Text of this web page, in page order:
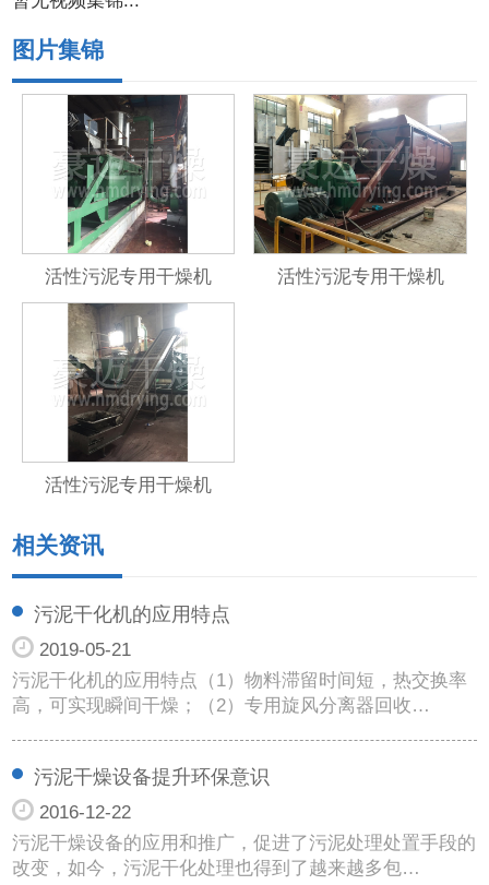
图片集锦
活性污泥专用干燥机 活性污泥专用干燥机
活性污泥专用干燥机
相关资讯
污泥干化机的应用特点
2019-05-21
污泥干化机的应用特点（1）物料滞留时间短，热交换率
高，可实现瞬间干燥；（2）专用旋风分离器回收…
污泥干燥设备提升环保意识
2016-12-22
污泥干燥设备的应用和推广，促进了污泥处理处置手段的
改变，如今，污泥干化处理也得到了越来越多包…